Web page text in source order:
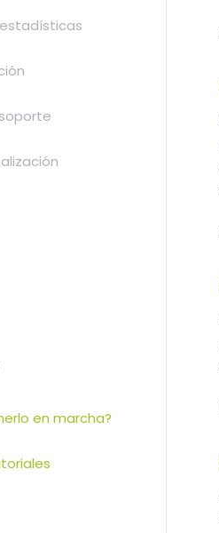
en marcha?